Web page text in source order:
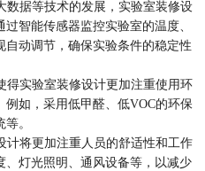
数据等技术的发展，实验室装修设
智能传感器监控实验室的温度、
动调节，确保实验条件的稳定性
得实验室装修设计更加注重使用环
如，采用低甲醛、低VOC的环保
。
计将更加注重人员的舒适性和工作
灯光照明、通风设备等，以减少